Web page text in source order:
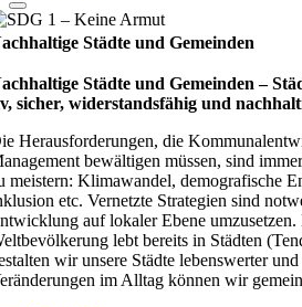
Städte und Gemeinden
Städte und Gemeinden –
sicher, wider­stands­fä­hig und
Herausforderungen, die
bewältigen müssen, sind
meistern: Klimawandel, demografische
etc. Vernetzte Strategien sind
auf lokaler Ebene
lebt bereits in Städten
wir unsere Städte lebenswerter
im Alltag können wir